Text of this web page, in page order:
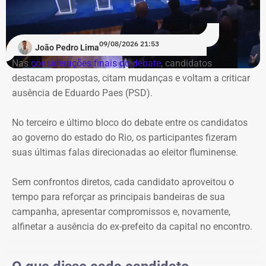
quem pergunta a quem.
Pela ordem das perguntas entre si, a impressão foi de que
os candidatos evitaram direcionar questionamentos a
Garotinho, enquanto Douglas Ruas e André Marinho
protagonizaram uma espécie de dobradinha, utilizando
suas perguntas para abrir espaço para o outro apresentar
foi reservado às considerações finais.
dominam primeiro bloco
Logo na primeira rodada, a ausência de Eduardo Paes
dividiu espaço com as referências ao ex-presidente da
João Pedro Lima09/08/2026 21:53
Nas considerações finais do debate, candidatos
destacam propostas, citam mudanças e voltam a criticar
ausência de Eduardo Paes (PSD).
No terceiro e último bloco do debate entre os candidatos
ao governo do estado do Rio, os participantes fizeram
suas últimas falas direcionadas ao eleitor fluminense.
Sem confrontos diretos, cada candidato aproveitou o
tempo para reforçar as principais bandeiras de sua
campanha, apresentar compromissos e, novamente,
alfinetar a ausência do ex-prefeito da capital no encontro.